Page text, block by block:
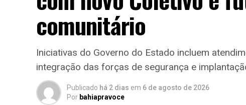
comunitário
Iniciativas do Governo do Estado incluem
integração das forças de segurança e
Publicado há 2 dias em 6 de agosto de 2026
Por bahiapravoce